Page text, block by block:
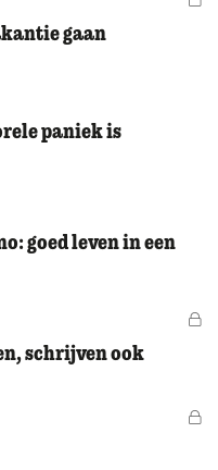
gaan
paniek is
goed leven in een
schrijven ook